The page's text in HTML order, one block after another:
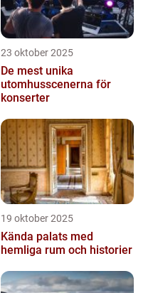
23 oktober 2025
De mest unika
utomhusscenerna för
konserter
19 oktober 2025
Kända palats med
hemliga rum och historier